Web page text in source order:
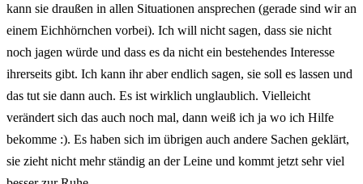
kann sie draußen in allen Situationen ansprechen (gerade sind wir an
einem Eichhörnchen vorbei). Ich will nicht sagen, dass sie nicht
noch jagen würde und dass es da nicht ein bestehendes Interesse
ihrerseits gibt. Ich kann ihr aber endlich sagen, sie soll es lassen und
das tut sie dann auch. Es ist wirklich unglaublich. Vielleicht
verändert sich das auch noch mal, dann weiß ich ja wo ich Hilfe
bekomme :). Es haben sich im übrigen auch andere Sachen geklärt,
sie zieht nicht mehr ständig an der Leine und kommt jetzt sehr viel